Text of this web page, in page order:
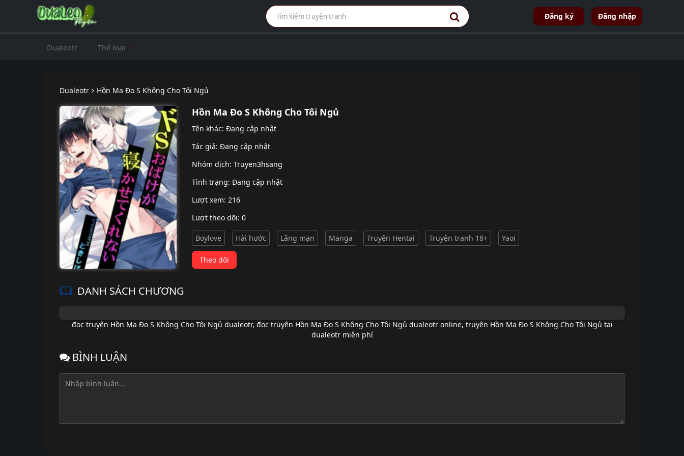
Đăng ký Đăng nhập
Dualeotr Thể loại
Dualeotr Hồn Ma Đo S Không Cho Tôi Ngủ
Hồn Ma Đo S Không Cho Tôi Ngủ
Tên khác: Đang cập nhật
Tác giả: Đang cập nhật
Nhóm dịch: Truyen3hsang
Tình trạng: Đang cập nhật
Lượt xem: 216
Lượt theo dõi: 0
Boylove Hài hước Lãng mạn Manga Truyện Hentai Truyện tranh 18+ Yaoi
Theo dõi
DANH SÁCH CHƯƠNG
đọc truyện Hồn Ma Đo S Không Cho Tôi Ngủ dualeotr, đọc truyện Hồn Ma Đo S Không Cho Tôi Ngủ dualeotr online, truyện Hồn Ma Đo S Không Cho Tôi Ngủ tại
dualeotr miễn phí
BÌNH LUẬN